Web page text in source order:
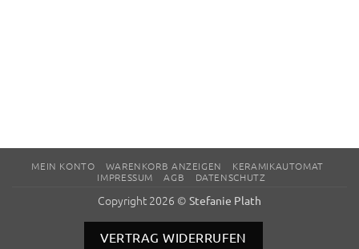
MEIN KONTO WARENKORB ANZEIGEN
KERAMIKAUTOMAT
IMPRESSUM
AGB DATENSCHUTZ
Copyright 2026 © Stefanie Plath
VERTRAG WIDERRUFEN